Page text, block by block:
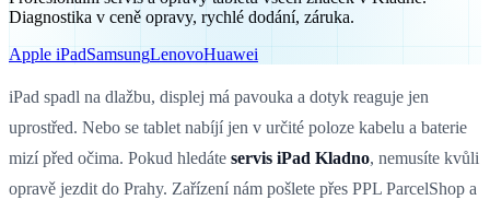
Diagnostika v ceně opravy, rychlé dodání, záruka.
Apple iPadSamsungLenovoHuawei
iPad spadl na dlažbu, displej má pavouka a dotyk reaguje jen
uprostřed. Nebo se tablet nabíjí jen v určité poloze kabelu a baterie
mizí před očima. Pokud hledáte servis iPad Kladno, nemusíte kvůli
opravě jezdit do Prahy. Zařízení nám pošlete přes PPL ParcelShop a